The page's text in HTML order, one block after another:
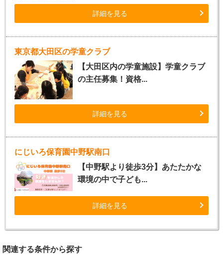
詳細を見る
東京都大田区の学童クラブ
【大田区内の学童施設】学童クラブ
の主任募集！資格...
詳細を見る
にじいろ保育園中野駅南口
【中野駅より徒歩3分】あたたかな
環境の中で子ども...
詳細を見る
関連する条件から探す